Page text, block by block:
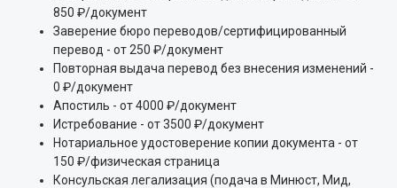
850 ₽/документ
Заверение бюро переводов/сертифицированный
перевод - от 250 ₽/документ
Повторная выдача перевод без внесения изменений -
0 ₽/документ
Апостиль - от 4000 ₽/документ
Истребование - от 3500 ₽/документ
Нотариальное удостоверение копии документа - от
150 ₽/физическая страница
Консульская легализация (подача в Минюст, Мид,